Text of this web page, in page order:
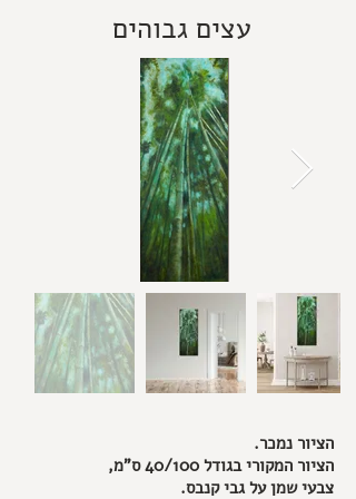
עצים גבוהים
הציור נמכר.
הציור המקורי בגודל 40/100 ס"מ,
צבעי שמן על גבי קנבס.